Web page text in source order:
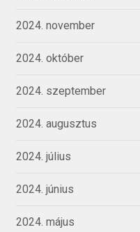
2024. november
2024. október
2024. szeptember
2024. augusztus
2024. július
2024. június
2024. május